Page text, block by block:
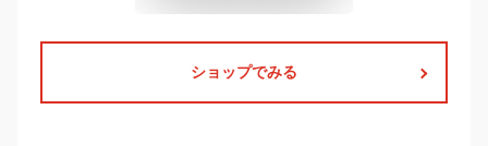
ショップでみる